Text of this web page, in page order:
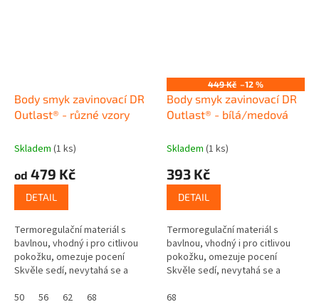
Body smyk zavinovací DR
Outlast® - různé vzory
Skladem (1 ks)
od 479 Kč
DETAIL
Termoregulační materiál s
bavlnou, vhodný i pro citlivou
pokožku, omezuje pocení
Skvěle sedí, nevytahá se a
Moderní zapínání na patentky na
50 56 62 68
449 Kč –12 %
Body smyk zavinovací DR
Outlast® - bílá/medová
Skladem (1 ks)
393 Kč
DETAIL
Termoregulační materiál s
bavlnou, vhodný i pro citlivou
pokožku, omezuje pocení
Skvěle sedí, nevytahá se a
Moderní zapínání na patentky na
68